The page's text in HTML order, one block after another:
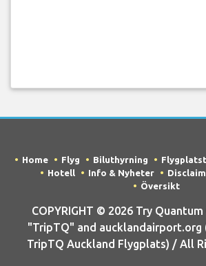
Home Flyg Biluthyrning
Hotell
Info & Nyheter
Översikt
COPYRIGHT © 2026 Try
"TripTQ" and aucklandairport.org
TripTQ Auckland Flygplats) / All